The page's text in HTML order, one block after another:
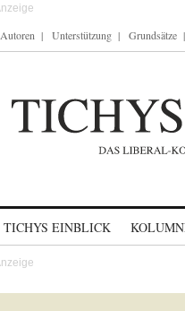
Autoren Unterstützung Grundsätze
TICHYS EINBLICK